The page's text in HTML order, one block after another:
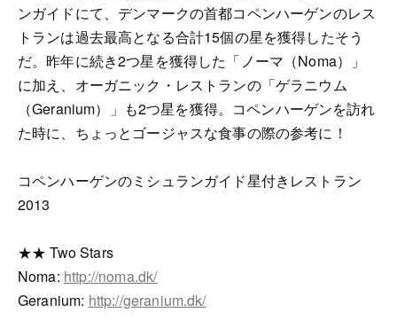
ンガイドにて、デンマークの首都コペンハーゲンのレス
トランは過去最高となる合計15個の星を獲得したそう
だ。昨年に続き2つ星を獲得した「ノーマ（Noma）」
に加え、オーガニック・レストランの「ゲラニウム
（Geranium）」も2つ星を獲得。コペンハーゲンを訪れ
た時に、ちょっとゴージャスな食事の際の参考に！
コペンハーゲンのミシュランガイド星付きレストラン
2013
★★ Two Stars
Noma: http://noma.dk/
Geranium: http://geranium.dk/